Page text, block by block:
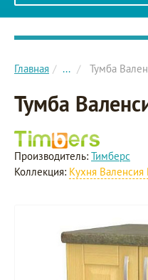
Главное меню сайта
Главная ... Тумба
Тумба
Производитель: Тимберс
Коллекция: Кухня Валенсия